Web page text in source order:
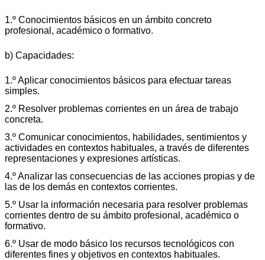
1.º Conocimientos básicos en un ámbito concreto
profesional, académico o formativo.
b) Capacidades:
1.º Aplicar conocimientos básicos para efectuar tareas
simples.
2.º Resolver problemas corrientes en un área de trabajo
concreta.
3.º Comunicar conocimientos, habilidades, sentimientos y
actividades en contextos habituales, a través de diferentes
representaciones y expresiones artísticas.
4.º Analizar las consecuencias de las acciones propias y de
las de los demás en contextos corrientes.
5.º Usar la información necesaria para resolver problemas
corrientes dentro de su ámbito profesional, académico o
formativo.
6.º Usar de modo básico los recursos tecnológicos con
diferentes fines y objetivos en contextos habituales.